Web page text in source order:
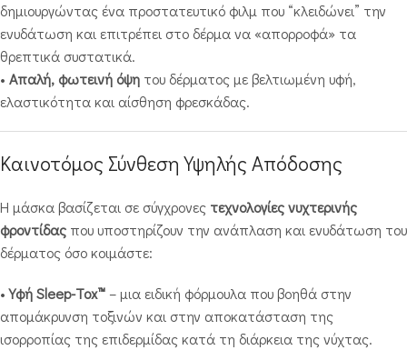
δημιουργώντας ένα προστατευτικό φιλμ που “κλειδώνει” την
ενυδάτωση και επιτρέπει στο δέρμα να «απορροφά» τα
θρεπτικά συστατικά.
• Απαλή, φωτεινή όψη του δέρματος με βελτιωμένη υφή,
ελαστικότητα και αίσθηση φρεσκάδας.
Καινοτόμος Σύνθεση Υψηλής Απόδοσης
Η μάσκα βασίζεται σε σύγχρονες τεχνολογίες νυχτερινής
φροντίδας που υποστηρίζουν την ανάπλαση και ενυδάτωση του
δέρματος όσο κοιμάστε:
•Υφή Sleep-Tox™ – μια ειδική φόρμουλα που βοηθά στην
απομάκρυνση τοξινών και στην αποκατάσταση της
ισορροπίας της επιδερμίδας κατά τη διάρκεια της νύχτας.